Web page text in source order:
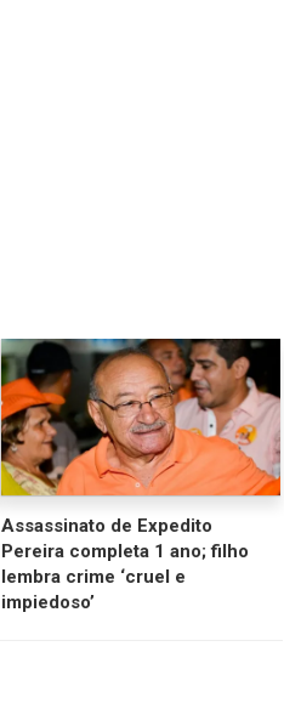
Assassinato de Expedito
Pereira completa 1 ano; filho
lembra crime ‘cruel e
impiedoso’